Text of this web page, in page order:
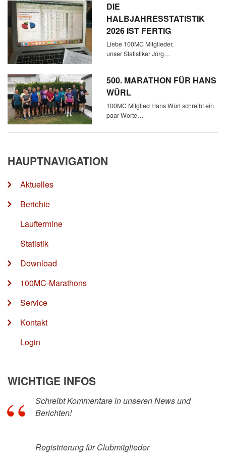
DIE
HALBJAHRESSTATISTIK
2026 IST FERTIG
Liebe 100MC Mitglieder,
unser Statistiker Jörg…
500. MARATHON FÜR HANS
WÜRL
100MC Mitglied Hans Würl schreibt ein
paar Worte…
HAUPTNAVIGATION
Aktuelles
Berichte
Lauftermine
Statistik
Download
100MC-Marathons
Service
Kontakt
Login
WICHTIGE INFOS
Schreibt Kommentare in unseren News und
Berichten!
Registrierung für Clubmitglieder